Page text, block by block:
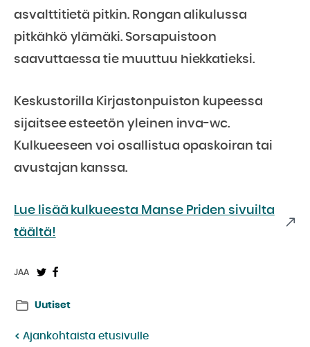
asvalttitietä pitkin. Rongan alikulussa
pitkähkö ylämäki. Sorsapuistoon
saavuttaessa tie muuttuu hiekkatieksi.
Keskustorilla Kirjastonpuiston kupeessa
sijaitsee esteetön yleinen inva-wc.
Kulkueeseen voi osallistua opaskoiran tai
avustajan kanssa.
Lue lisää kulkueesta Manse Priden sivuilta
täältä!
JAA
JaaJaa
Uutiset
Ajankohtaista etusivulle